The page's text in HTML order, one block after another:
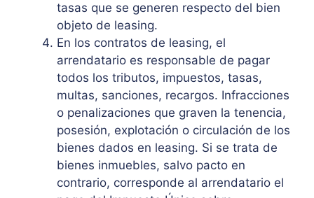
tasas que se generen respecto del bien
objeto de leasing.
En los contratos de leasing, el
arrendatario es responsable de pagar
todos los tributos, impuestos, tasas,
multas, sanciones, recargos. Infracciones
o penalizaciones que graven la tenencia,
posesión, explotación o circulación de los
bienes dados en leasing. Si se trata de
bienes inmuebles, salvo pacto en
contrario, corresponde al arrendatario el